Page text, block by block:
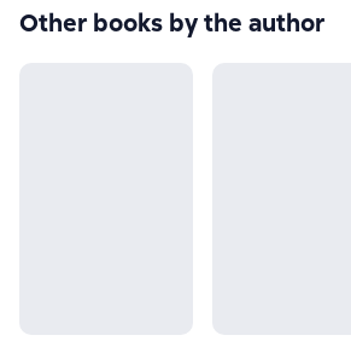
Other books by the author